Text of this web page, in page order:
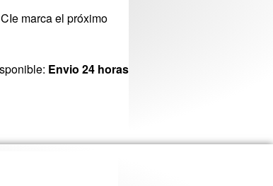
marca el próximo
Envio 24 horas